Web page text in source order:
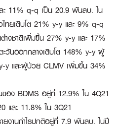
ะ 11% q-q เป็น 20.9 พันลบ. ใน
ทยเติบโต 21% y-y และ 9% q-q
างชาติเพิ่มขึ้น 27% y-y และ 17%
วันออกกลางเติบโต 148% y-y ผู้
y และผู้ป่วย CLMV เพิ่มขึ้น 34%
นของ BDMS อยู่ที่ 12.9% ใน 4Q21
และ 11.8% ใน 3Q21
ยงานกำไรปกติอยู่ที่ 7.9 พันลบ. ในปี